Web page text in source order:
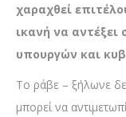
χαραχθεί
ικανή να αντέξει
υπουργών και
Το ράβε – ξήλωνε
μπορεί να